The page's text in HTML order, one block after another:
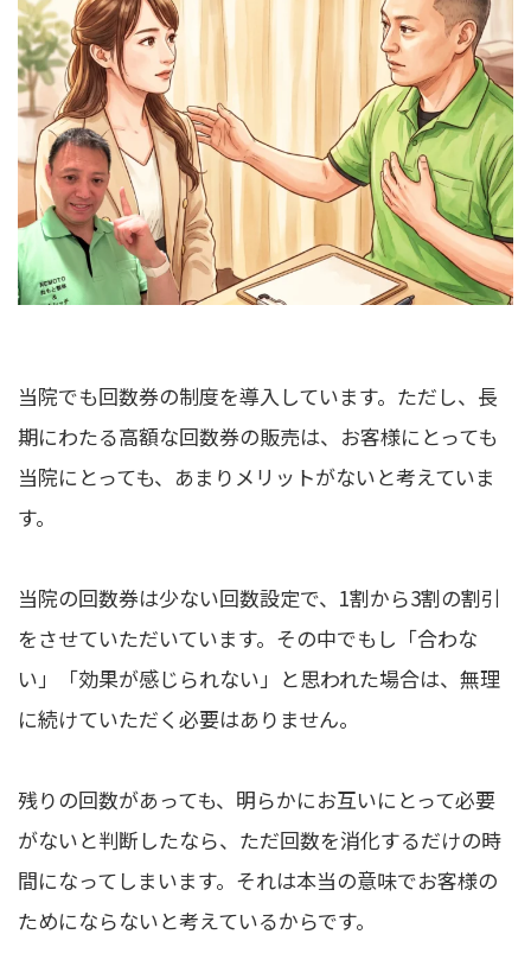
当院でも回数券の制度を導入しています。ただし、長
期にわたる高額な回数券の販売は、お客様にとっても
当院にとっても、あまりメリットがないと考えていま
す。
当院の回数券は少ない回数設定で、1割から3割の割引
をさせていただいています。その中でもし「合わな
い」「効果が感じられない」と思われた場合は、無理
に続けていただく必要はありません。
残りの回数があっても、明らかにお互いにとって必要
がないと判断したなら、ただ回数を消化するだけの時
間になってしまいます。それは本当の意味でお客様の
ためにならないと考えているからです。